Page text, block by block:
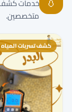
خدمات كشف
متخصصين.
كشف تسربات المياه